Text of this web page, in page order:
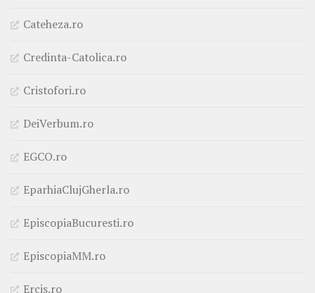
Cateheza.ro
Credinta-Catolica.ro
Cristofori.ro
DeiVerbum.ro
EGCO.ro
EparhiaClujGherla.ro
EpiscopiaBucuresti.ro
EpiscopiaMM.ro
Ercis.ro